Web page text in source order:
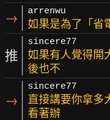
→ arrenwu
如果是為了「省
推
sincere77
如果有人覺得開
後也不
→
sincere77
直接講要你拿多
看著辦